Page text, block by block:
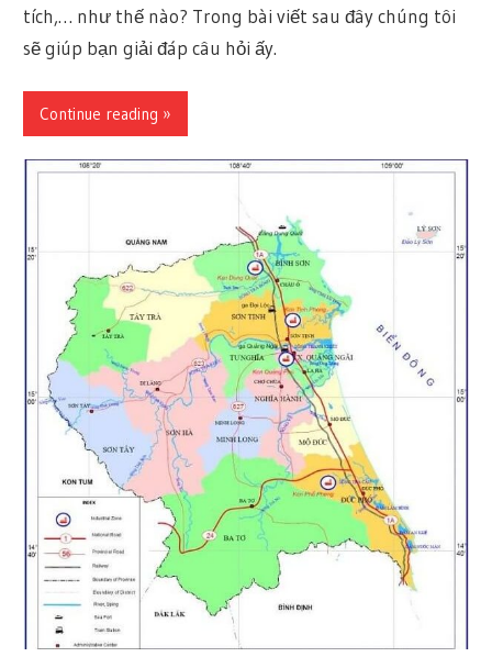
tích,… như thế nào? Trong bài viết sau đây chúng tôi
sẽ giúp bạn giải đáp câu hỏi ấy.
Continue reading »